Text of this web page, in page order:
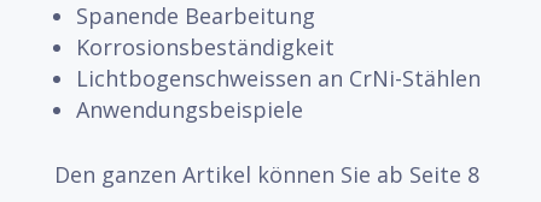
Spanende Bearbeitung
Korrosionsbeständigkeit
Lichtbogenschweissen an CrNi-Stählen
Anwendungsbeispiele
Den ganzen Artikel können Sie ab Seite 8